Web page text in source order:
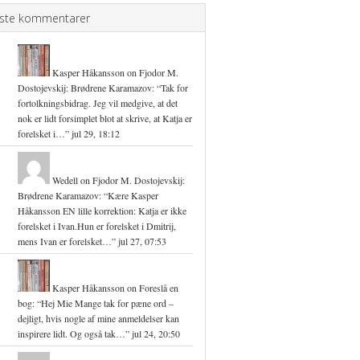
kommentarer
Kasper Håkansson on Fjodor M.
Dostojevskij: Brødrene Karamazov: “Tak for
fortolkningsbidrag. Jeg vil medgive, at det
nok er lidt forsimplet blot at skrive, at Katja er
forelsket i…”jul 29, 18:12
Wedellon Fjodor M. Dostojevskij:
Brødrene Karamazov: “Kære Kasper
Håkansson EN lille korrektion: Katja er ikke
forelsket i Ivan.Hun er forelsket i Dmitrij,
mens Ivan er forelsket…”jul 27, 07:53
Kasper Håkansson on Foreslå en
bog: “Hej Mie Mange tak for pæne ord –
dejligt, hvis nogle af mine anmeldelser kan
inspirere lidt. Og også tak…”jul 24, 20:50